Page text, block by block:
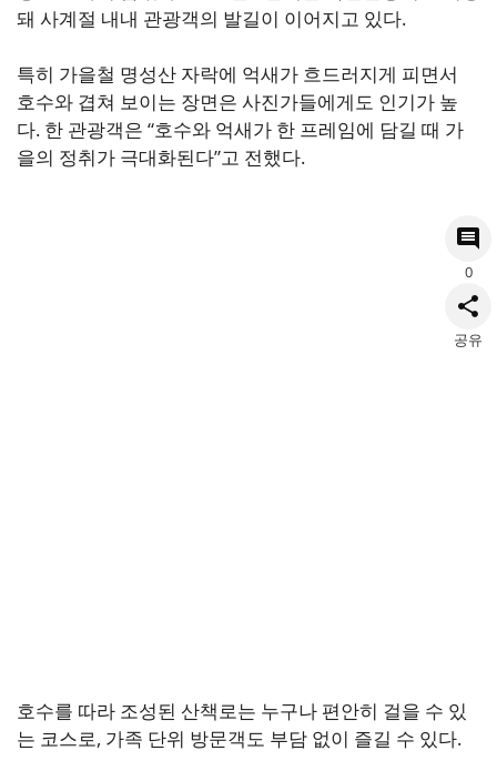
돼 사계절 내내 관광객의 발길이 이어지고 있다.
특히 가을철 명성산 자락에 억새가 흐드러지게 피면서
호수와 겹쳐 보이는 장면은 사진가들에게도 인기가 높
다. 한 관광객은 “호수와 억새가 한 프레임에 담길 때 가
을의 정취가 극대화된다”고 전했다.
호수를 따라 조성된 산책로는 누구나 편안히 걸을 수 있
는 코스로, 가족 단위 방문객도 부담 없이 즐길 수 있다.
0
공유